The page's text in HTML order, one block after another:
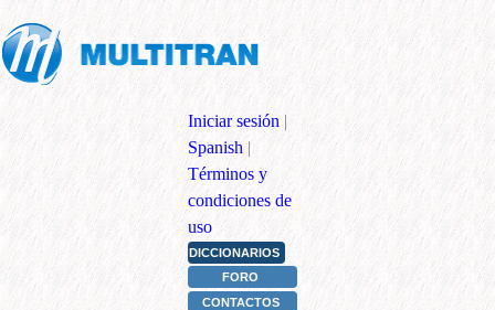
Iniciar sesión |
Spanish |
Términos y
condiciones de
uso
DICCIONARIOS
FORO
CONTACTOS